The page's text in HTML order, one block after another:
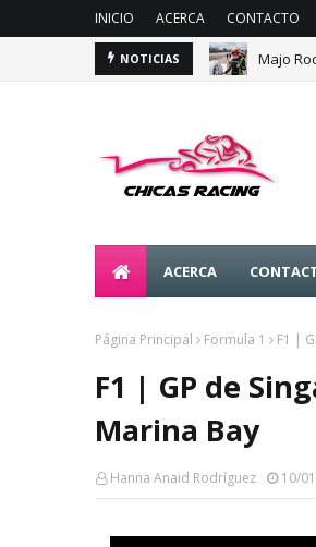
INICIO ACERCA CONTACTO
NOTICIAS Majo
ACERCA
Página Principal Formula 1 F1 |
F1 | GP de
Marina Bay
Hanna Anaid Rodríguez 10/